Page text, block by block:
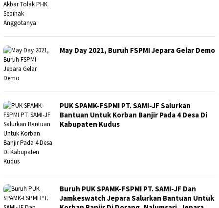
May Day 2021, Buruh FSPMI Jepara Gelar Demo
PUK SPAMK-FSPMI PT. SAMI-JF Salurkan
Bantuan Untuk Korban Banjir Pada 4 Desa Di
Kabupaten Kudus
Buruh PUK SPAMK-FSPMI PT. SAMI-JF Dan
Jamkeswatch Jepara Salurkan Bantuan Untuk